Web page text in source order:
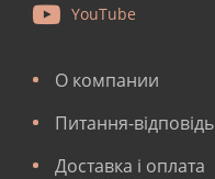
YouTube
О компании
Питання-відповідь
Доставка і оплата